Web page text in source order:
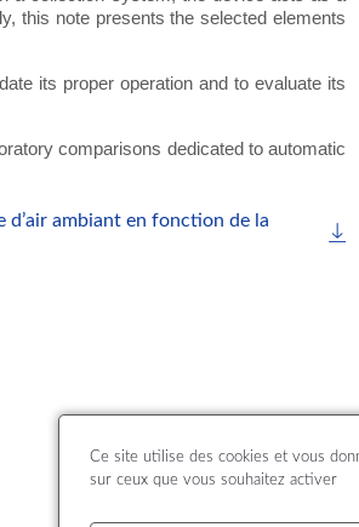
this note presents the selected elements
its proper operation and to evaluate its
comparisons dedicated to automatic
ambiant en fonction de la
Ce site utilise des cookies et vous
sur ceux que vous souhaitez activer